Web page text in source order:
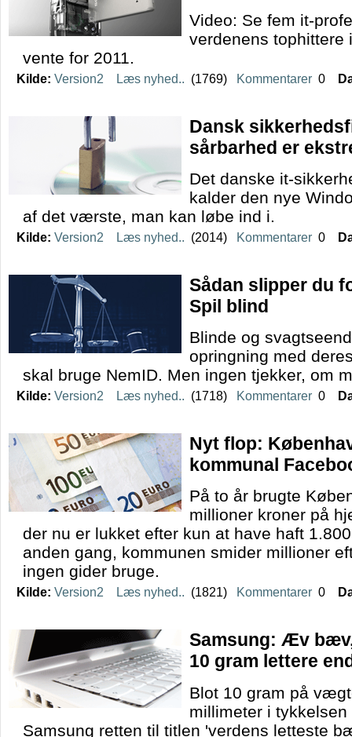
Video: Se fem it-
verdenens tophittere
vente for 2011.
Kilde: Version2 Læs nyhed.. (1769) Kommentarer 0
Dansk
sårbarhed er
Det danske it-
kalder den nye
af det værste, man kan løbe ind i.
Kilde: Version2 Læs nyhed.. (2014) Kommentarer 0
Sådan slipper du
Spil blind
Blinde og
opringning med
skal bruge NemID. Men ingen tjekker, om
Kilde: Version2 Læs nyhed.. (1718) Kommentarer 0
Nyt flop:
kommunal
På to år brugte
millioner kroner på
der nu er lukket efter kun at have haft
anden gang, kommunen smider millioner
ingen gider bruge.
Kilde: Version2 Læs nyhed.. (1821) Kommentarer 0
Samsung: Æv
10 gram lettere
Blot 10 gram på
millimeter i
Samsung retten til titlen 'verdens letteste